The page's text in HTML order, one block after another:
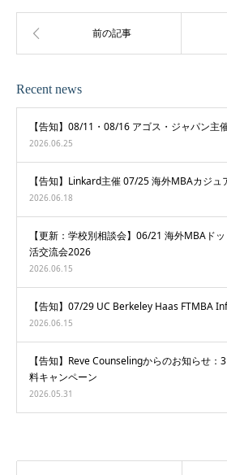
Recent news
【告知】08/11・08/16 アゴス・ジャパン
2026.06.25
【告知】Linkard主催 07/25 海外MBAカジュ
2026.06.18
【更新：学校別相談会】06/21 海外MBAド
活交流会2026
2026.06.15
【告知】07/29 UC Berkeley Haas FTMBA
2026.06.15
【告知】Reve Counselingからのお知らせ
料キャンペーン
2026.05.31